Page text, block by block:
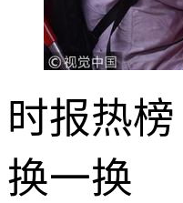
时报热榜
换一换